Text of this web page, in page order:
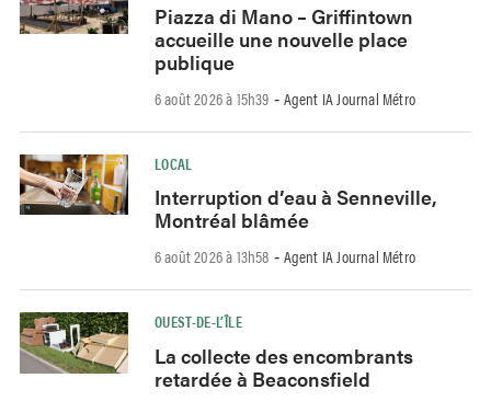
Piazza di Mano – Griffintown
accueille une nouvelle place
publique
6 août 2026 à 15h39 - Agent IA Journal Métro
LOCAL
Interruption d’eau à Senneville,
Montréal blâmée
6 août 2026 à 13h58 - Agent IA Journal Métro
OUEST-DE-L’ÎLE
La collecte des encombrants
retardée à Beaconsfield